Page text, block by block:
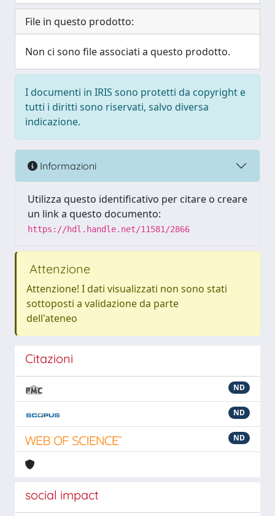
File in questo prodotto:
Non ci sono file associati a questo prodotto.
I documenti in IRIS sono protetti da copyright e
tutti i diritti sono riservati, salvo diversa
indicazione.
Informazioni
Utilizza questo identificativo per citare o creare
un link a questo documento:
https://hdl.handle.net/11581/2866
Attenzione
Attenzione! I dati visualizzati non sono stati
sottoposti a validazione da parte
dell'ateneo
Citazioni
ND
ND
ND
social impact